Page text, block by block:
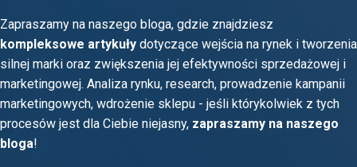
Zapraszamy na naszego bloga, gdzie znajdziesz
kompleksowe artykuły dotyczące wejścia na rynek i tworzenia
silnej marki oraz zwiększenia jej efektywności sprzedażowej i
marketingowej. Analiza rynku, research, prowadzenie kampanii
marketingowych, wdrożenie sklepu - jeśli którykolwiek z tych
procesów jest dla Ciebie niejasny, zapraszamy na naszego
bloga!